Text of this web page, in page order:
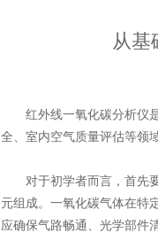
从基
红外线一氧化碳分析仪是
全、室内空气质量评估等领
对于初学者而言，首先要
元组成。一氧化碳气体在特
应确保气路畅通、光学部件